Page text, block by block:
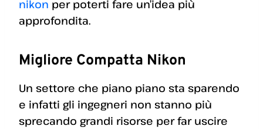
nikon per poterti fare un’idea più
approfondita.
Migliore Compatta Nikon
Un settore che piano piano sta sparendo
e infatti gli ingegneri non stanno più
sprecando grandi risorse per far uscire